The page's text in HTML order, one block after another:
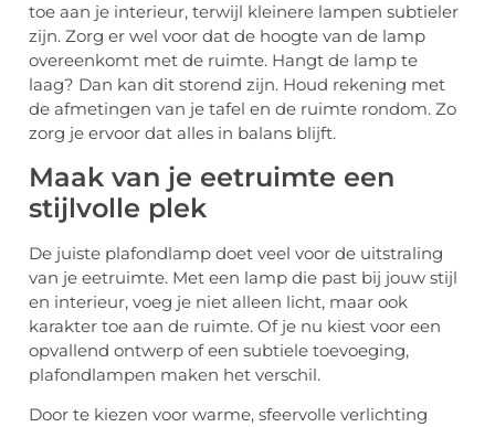
toe aan je interieur, terwijl kleinere lampen subtieler
zijn. Zorg er wel voor dat de hoogte van de lamp
overeenkomt met de ruimte. Hangt de lamp te
laag? Dan kan dit storend zijn. Houd rekening met
de afmetingen van je tafel en de ruimte rondom. Zo
zorg je ervoor dat alles in balans blijft.
Maak van je eetruimte een
stijlvolle plek
De juiste plafondlamp doet veel voor de uitstraling
van je eetruimte. Met een lamp die past bij jouw stijl
en interieur, voeg je niet alleen licht, maar ook
karakter toe aan de ruimte. Of je nu kiest voor een
opvallend ontwerp of een subtiele toevoeging,
plafondlampen maken het verschil.
Door te kiezen voor warme, sfeervolle verlichting